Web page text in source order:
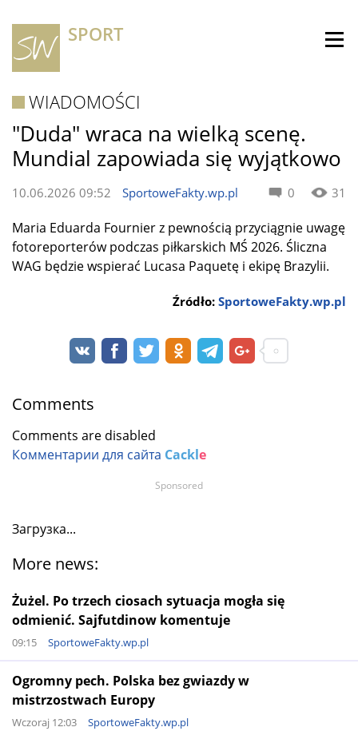
SPORT
WIADOMOŚCI
"Duda" wraca na wielką scenę.
Mundial zapowiada się wyjątkowo
0 31
10.06.2026 09:52 SportoweFakty.wp.pl
Maria Eduarda Fournier z pewnością przyciągnie uwagę
fotoreporterów podczas piłkarskich MŚ 2026. Śliczna
WAG będzie wspierać Lucasa Paquetę i ekipę Brazylii.
Źródło: SportoweFakty.wp.pl
Comments
Comments are disabled
Комментарии для сайта Cackle
Загрузка...
More news:
Żużel. Po trzech ciosach sytuacja mogła się
odmienić. Sajfutdinow komentuje
09:15 SportoweFakty.wp.pl
Ogromny pech. Polska bez gwiazdy w
mistrzostwach Europy
Wczoraj 12:03 SportoweFakty.wp.pl
Sponsored